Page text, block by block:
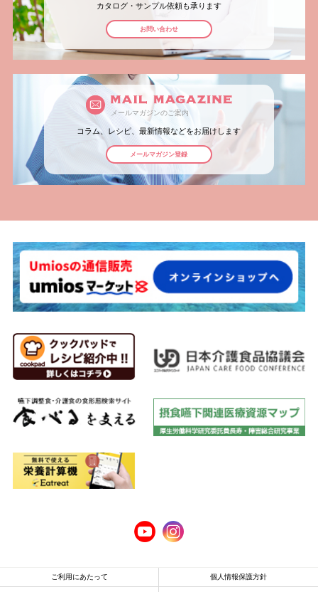
カタログ・サンプル依頼も承ります
お問い合わせ
メールマガジンのご案内
コラム、レシピ、最新情報などをお届けします
メールマガジン登録
ご利用にあたって 個人情報保護方針